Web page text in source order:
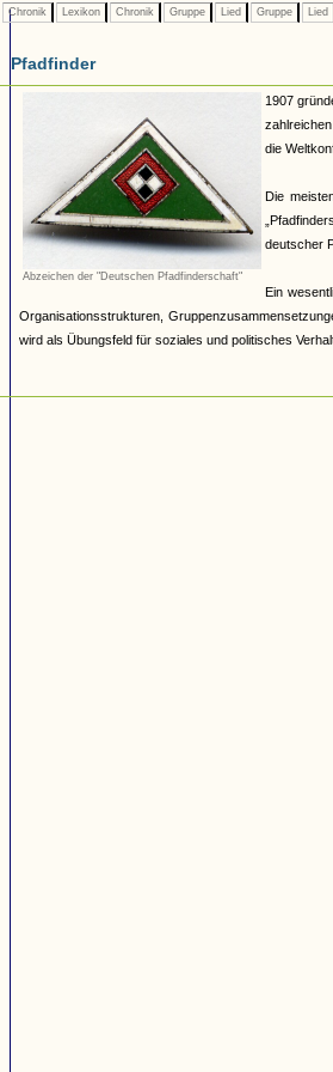
Chronik Lexikon Chronik Gruppe Lied Gruppe Lied
Pfadfinder
Abzeichen der "Deutschen Pfadfinderschaft"
1907
die
Die
deutscher
Ein
Organisationsstrukturen,
wird als Übungsfeld für soziales und politisches